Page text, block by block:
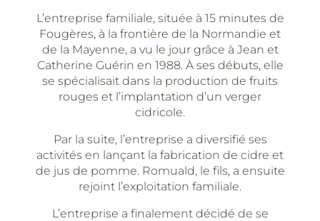
L’entreprise familiale, située à 15 minutes de
Fougères, à la frontière de la Normandie et
de la Mayenne, a vu le jour grâce à Jean et
Catherine Guérin en 1988. À ses débuts, elle
se spécialisait dans la production de fruits
rouges et l’implantation d’un verger
cidricole.
Par la suite, l’entreprise a diversifié ses
activités en lançant la fabrication de cidre et
de jus de pomme. Romuald, le fils, a ensuite
rejoint l’exploitation familiale.
L’entreprise a finalement décidé de se